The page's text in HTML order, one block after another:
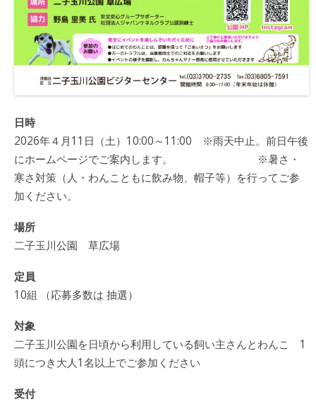
日時
2026年４月11日（土）10:00～11:00 ※雨天中止。前日午後
にホームページでご案内します。 ※暑さ・
寒さ対策（人・わんこともに飲み物、帽子等）を行ってご参
加ください。
場所
二子玉川公園 草広場
定員
10組 （応募多数は 抽選）
対象
二子玉川公園を日頃から利用している飼い主さんとわんこ 1
頭につき大人1名以上でご参加ください
受付